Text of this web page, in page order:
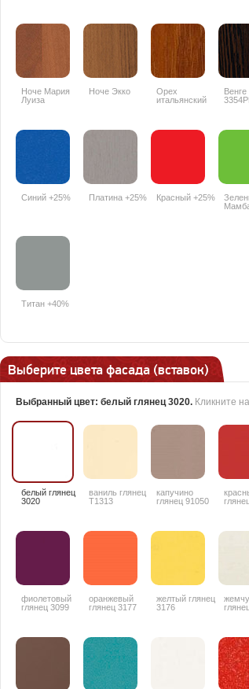
Ноче Мария
Луиза
Ноче Экко
Орех
итальянский
Синий +25% Платина +25% Красный +25%
Титан +40%
Выберите цвета фасада (вставок)
Выбранный цвет: белый глянец 3020. Кликните
белый глянец
3020
ваниль глянец
T1313
капучино
глянец 91050
фиолетовый
глянец 3099
оранжевый
глянец 3177
желтый глянец
3176